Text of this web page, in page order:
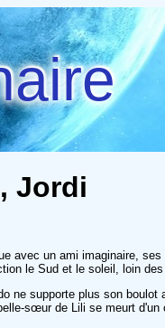
Jordi
avec un ami imaginaire,
le Sud et le soleil, loin
ne supporte plus son
sœur de Lili se meurt